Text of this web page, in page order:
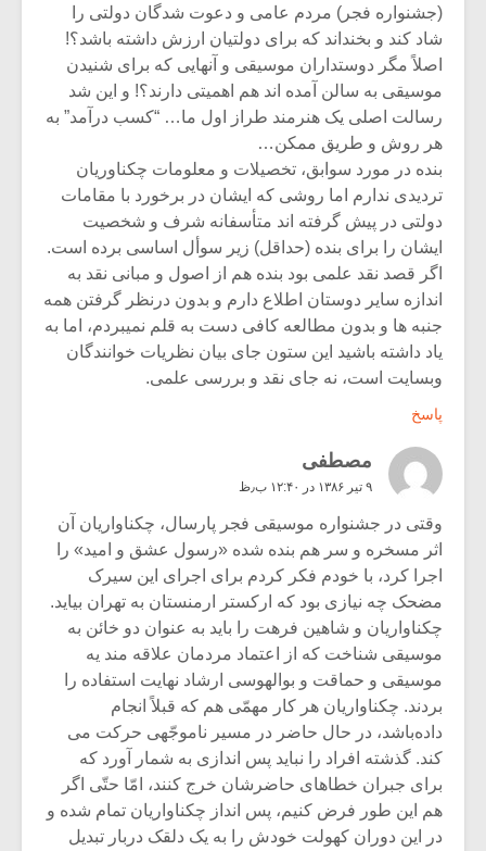
(جشنواره فجر) مردم عامی و دعوت شدگان دولتی را
شاد کند و بخنداند که برای دولتیان ارزش داشته باشد؟!
اصلاً مگر دوستداران موسیقی و آنهایی که برای شنیدن
موسیقی به سالن آمده اند هم اهمیتی دارند؟! و این شد
رسالت اصلی یک هنرمند طراز اول ما… “کسب درآمد” به
هر روش و طریق ممکن…
بنده در مورد سوابق، تخصیلات و معلومات چکناوریان
تردیدی ندارم اما روشی که ایشان در برخورد با مقامات
دولتی در پیش گرفته اند متأسفانه شرف و شخصیت
ایشان را برای بنده (حداقل) زیر سوأل اساسی برده است.
اگر قصد نقد علمی بود بنده هم از اصول و مبانی نقد به
اندازه سایر دوستان اطلاع دارم و بدون درنظر گرفتن همه
جنبه ها و بدون مطالعه کافی دست به قلم نمیبردم، اما به
یاد داشته باشید این ستون جای بیان نظریات خوانندگان
وبسایت است، نه جای نقد و بررسی علمی.
پاسخ
مصطفی
۹ تیر ۱۳۸۶ در ۱۲:۴۰ ب٫ظ
وقتی در جشنواره موسیقی فجر پارسال، چکناواریان آن
اثر مسخره و سر هم بنده شده «رسول عشق و امید» را
اجرا کرد، با خودم فکر کردم برای اجرای این سیرک
مضحک چه نیازی بود که ارکستر ارمنستان به تهران بیاید.
چکناواریان و شاهین فرهت را باید به عنوان دو خائن به
موسیقی شناخت که از اعتماد مردمان علاقه مند یه
موسیقی و حماقت و بوالهوسی ارشاد نهایت استفاده را
بردند. چکناواریان هر کار مهمّی هم که قبلاً انجام
داده‌باشد، در حال حاضر در مسیر ناموجّهی حرکت می
کند. گذشته افراد را نباید پس اندازی به شمار آورد که
برای جبران خطاهای حاضرشان خرج کنند، امّا حتّی اگر
هم این طور فرض کنیم، پس انداز چکناواریان تمام شده و
در این دوران کهولت خودش را به یک دلقک دربار تبدیل